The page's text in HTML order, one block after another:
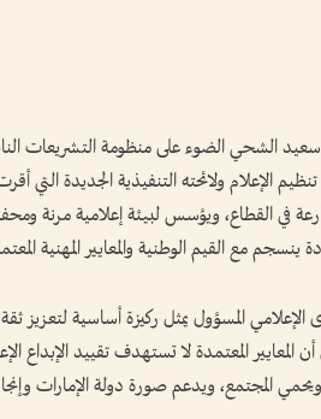
الشحي الضوء على منظومة التشريعات
في القطاع، ويؤسس لبيئة إعلامية مرنة
مع القيم الوطنية والمعايير المهنية
المسؤول يمثل ركيزة أساسية لتعزيز
أن المعايير المعتمدة لا تستهدف تقييد
المجتمع، ويدعم صورة دولة الإمارات